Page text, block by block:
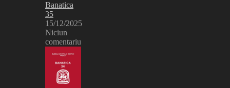
Banatica
35
15/12/2025
Niciun
comentariu